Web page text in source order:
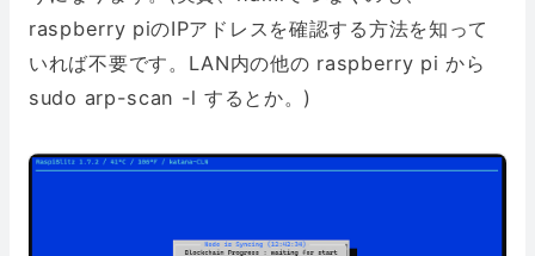
raspberry piのIPアドレスを確認する方法を知って
いれば不要です。LAN内の他の raspberry pi から
sudo arp-scan -l するとか。)